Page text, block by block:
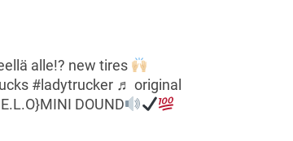
alle!? new tires
#ladytrucker ♬ original
DOUND